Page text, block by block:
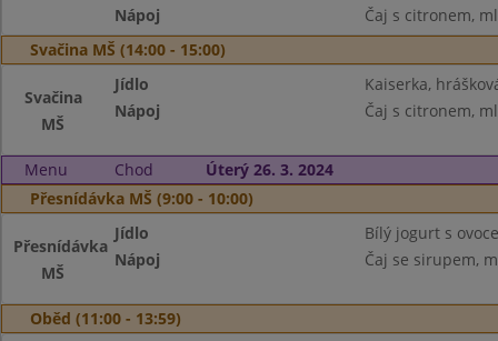
Nápoj
Čaj s citronem,
Svačina MŠ (14:00 - 15:00)
Svačina
MŠ
Jídlo
Kaiserka,
Nápoj
Čaj s citronem,
Menu Chod
Úterý 26. 3. 2024
Přesnídávka MŠ (9:00 - 10:00)
Přesnídávka
MŠ
Jídlo
Bílý jogurt s
Nápoj
Čaj se sirupem,
Oběd (11:00 - 13:59)